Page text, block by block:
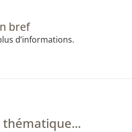
bref
d’informations.